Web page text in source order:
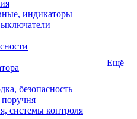
индикаторы
безопасность
системы контроля
Ещё